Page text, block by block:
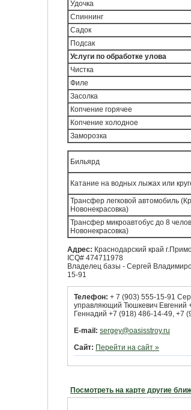
Удочка
Спиннинг
Садок
Подсак
Услуги по обработке улова
Чистка
Филе
Засолка
Копчение горячее
Копчение холодное
Заморозка
Бильярд
Катание на водных лыжах или
Трансфер легковой автомобиль
Новонекрасовка)
Трансфер микроавтобус до 8
Новонекрасовка)
Адрес: Краснодарский край
ICQ# 474711978
Владелец базы - Сергей
15-91
Телефон: + 7 (903) 555-15-91
управляющий Тюшкевич Евгений
Геннадий +7 (918) 486-14-49, +7
E-mail: sergey@oasisstroy.ru
Сайт: Перейти на сайт »
Посмотреть на карте другие